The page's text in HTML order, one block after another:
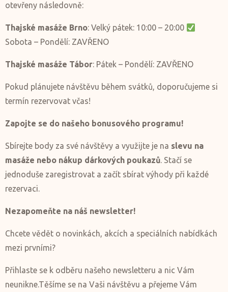
otevřeny následovně:
Thajské masáže Brno: Velký pátek: 10:00 – 20:00
Sobota – Pondělí: ZAVŘENO
Thajské masáže Tábor: Pátek – Pondělí: ZAVŘENO
Pokud plánujete návštěvu během svátků, doporučujeme si
termín rezervovat včas!
Zapojte se do našeho bonusového programu!
Sbírejte body za své návštěvy a využijte je na slevu na
masáže nebo nákup dárkových poukazů. Stačí se
jednoduše zaregistrovat a začít sbírat výhody při každé
rezervaci.
Nezapomeňte na náš newsletter!
Chcete vědět o novinkách, akcích a speciálních nabídkách
mezi prvními?
Přihlaste se k odběru našeho newsletteru a nic Vám
neunikne.Těšíme se na Vaši návštěvu a přejeme Vám